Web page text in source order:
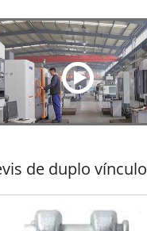
de duplo vínculo